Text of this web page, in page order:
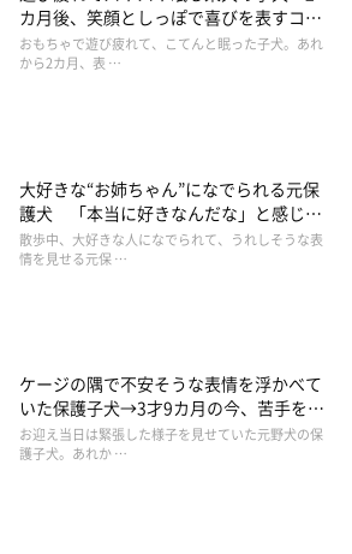
カ月後、笑顔としっぽで喜びを表すコに
成長！
おもちゃで遊び疲れて、こてんと眠った子犬。あれ
から2カ月、表 …
大好きな“お姉ちゃん”になでられる元保
護犬 「本当に好きなんだな」と感じる
表情にほっこり
散歩中、大好きな人になでられて、うれしそうな表
情を見せる元保 …
ケージの隅で不安そうな表情を浮かべて
いた保護子犬→3才9カ月の今、苦手を克
服し頼もしいコに成長！
お迎え当日は緊張した様子を見せていた元野犬の保
護子犬。あれか …